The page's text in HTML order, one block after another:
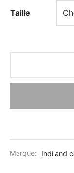
Taille
Marque: Indi and